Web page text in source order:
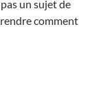
un sujet de
comment